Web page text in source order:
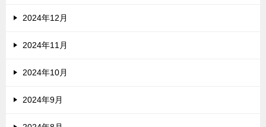
2024年12月
2024年11月
2024年10月
2024年9月